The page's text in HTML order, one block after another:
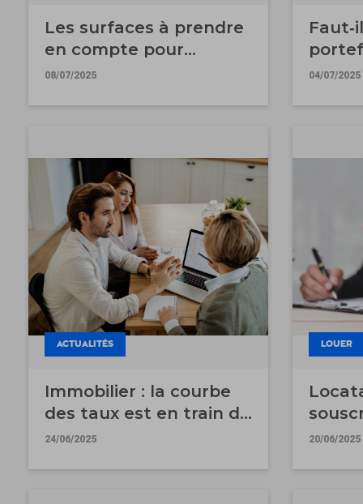
Les surfaces à prendre
en compte pour
l'estimation de votre
08/07/2025
?
04/07/2025
ACTUALITÉS
Immobilier : la courbe
des taux est en train de
se renverser
24/06/2025
LOUER
20/06/2025